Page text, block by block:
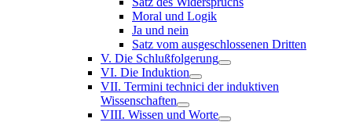
Moral und Logik
Ja und nein
Satz vom ausgeschlossenen Dritten
V. Die Schlußfolgerung
VI. Die Induktion
VII. Termini technici der induktiven
Wissenschaften
VIII. Wissen und Worte